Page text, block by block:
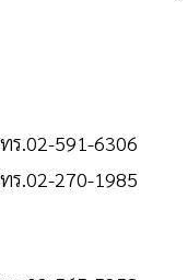
ร.02-591-6306
ร.02-270-1985